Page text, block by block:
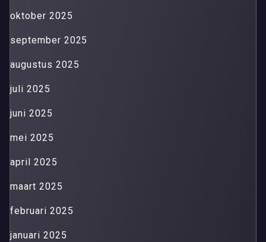
oktober 2025
september 2025
augustus 2025
juli 2025
juni 2025
mei 2025
april 2025
maart 2025
februari 2025
januari 2025